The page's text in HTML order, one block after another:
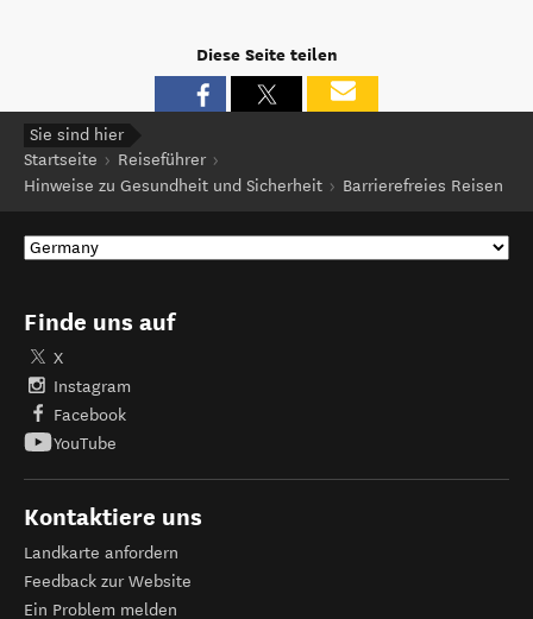
Diese Seite teilen
Sie sind hier
Startseite
Reiseführer
Hinweise zu Gesundheit und Sicherheit
Barrierefreies Reisen
Finde uns auf
X
Instagram
Facebook
YouTube
Kontaktiere uns
Landkarte anfordern
Feedback zur Website
Ein Problem melden